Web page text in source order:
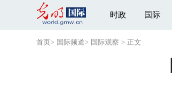
时政 国际
首页 > 国际频道> 国际观察 > 正文